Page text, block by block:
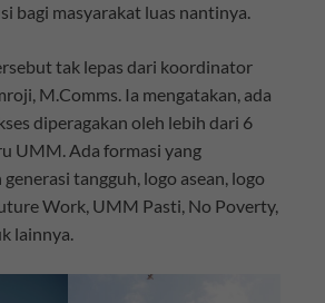
bagi masyarakat luas nantinya.
tak lepas dari koordinator
M.Comms. Ia mengatakan, ada
diperagakan oleh lebih dari 6
UMM. Ada formasi yang
tangguh, logo asean, logo
Work, UMM Pasti, No Poverty,
lainnya.